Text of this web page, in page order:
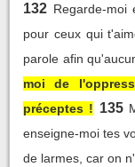
132 Regarde-
pour ceux qui
parole afin
moi de
préceptes ! 135
enseigne-moi tes
de larmes, car on